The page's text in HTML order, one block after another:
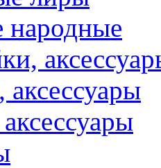
народные